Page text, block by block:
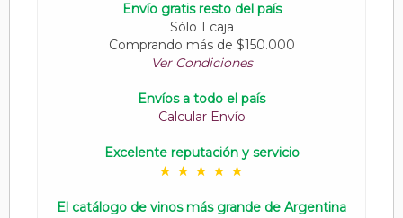
Envío gratis resto del país
Sólo 1 caja
Comprando más de $150.000
Ver Condiciones
Envíos a todo el país
Calcular Envío
Excelente reputación y servicio
El catálogo de vinos más grande de Argentina